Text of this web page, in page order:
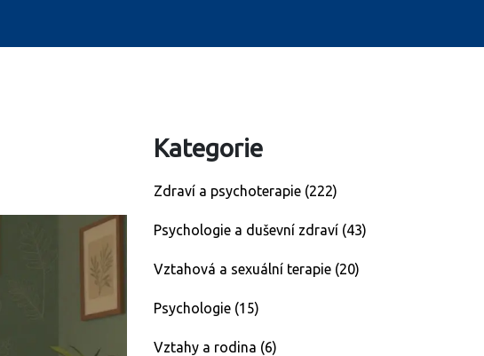
Kategorie
Zdraví a psychoterapie (222)
Psychologie a duševní zdraví (43)
Vztahová a sexuální terapie (20)
Psychologie (15)
Vztahy a rodina (6)